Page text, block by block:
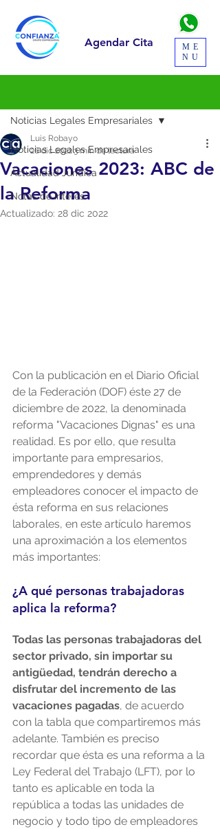
Agendar Cita
ME
NU
Noticias Legales Empresariales
Actualidad Jurídica
Notas de Interés
Noticias Legales Empresariales
Vacaciones 2023: ABC de
la Reforma
Luis Robayo
26 dic 20223 min de lectura
Actualizado: 28 dic 2022
Con la publicación en el Diario Oficial
de la Federación (DOF) éste 27 de
diciembre de 2022, la denominada
reforma "Vacaciones Dignas" es una
realidad. Es por ello, que resulta
importante para empresarios,
emprendedores y demás
empleadores conocer el impacto de
ésta reforma en sus relaciones
laborales, en este artículo haremos
una aproximación a los elementos
más importantes:
¿A qué personas trabajadoras
aplica la reforma?
Todas las personas trabajadoras del
sector privado, sin importar su
antigüedad, tendrán derecho a
disfrutar del incremento de las
vacaciones pagadas, de acuerdo
con la tabla que compartiremos más
adelante. También es preciso
recordar que ésta es una reforma a la
Ley Federal del Trabajo (LFT), por lo
tanto es aplicable en toda la
república a todas las unidades de
negocio y todo tipo de empleadores